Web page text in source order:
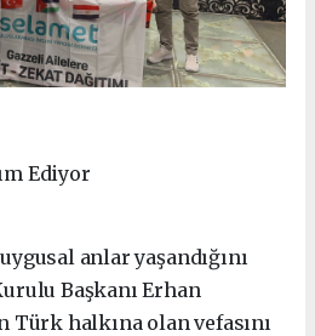
Ediyor
anlar yaşandığını
Başkanı Erhan
Türk halkına olan vefasını